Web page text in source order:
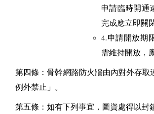
申請臨時開通
完成應立即關
4.申請開放期
需維持開放，
第四條：骨幹網路防火牆由內對外存取
例外禁止」。
第五條： 如有下列事宜，圖資處得以封